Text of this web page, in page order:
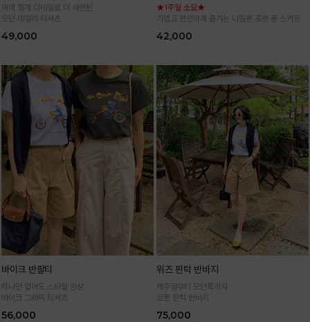
어깨 절개 디테일로 더 세련된
모던 데일리 티셔츠
49,000
★1주일 소요★
가볍고 편안하게 즐기는 나일론 포켓 롱 스커트
42,000
바이크 반팔티
하나만 입어도 스타일 완성
바이크 그래픽 티셔츠
56,000
위즈 핀턱 반바지
캐주얼부터 모던룩까지
코튼 핀턱 반바지
75,000